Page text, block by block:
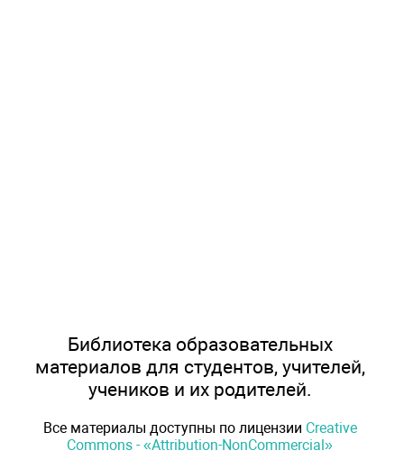
Библиотека образовательных
материалов для студентов, учителей,
учеников и их родителей.
Все материалы доступны по лицензии Creative
Commons - «Attribution-NonCommercial»